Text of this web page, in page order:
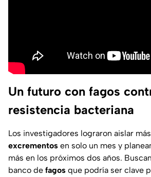
Un futuro con fagos
resistencia bacteriana
Los investigadores lograron aislar
excrementos en solo un mes y
más en los próximos dos años.
banco de fagos que podría ser clave